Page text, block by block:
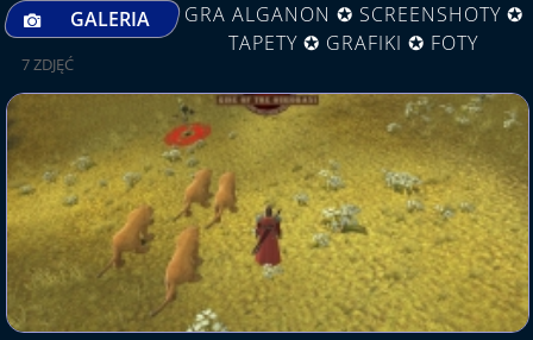
GALERIA
GRA ALGANON ✪ SCREENSHOTY ✪
TAPETY ✪ GRAFIKI ✪ FOTY
7 ZDJĘĆ